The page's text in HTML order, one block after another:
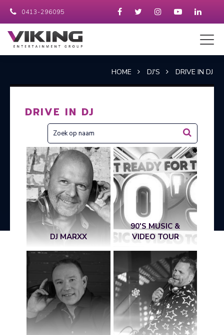
0413-296095
HOME DJ'S DRIVE IN DJ
DRIVE IN DJ
DJ MARXX
90'S MUSIC &
VIDEO TOUR